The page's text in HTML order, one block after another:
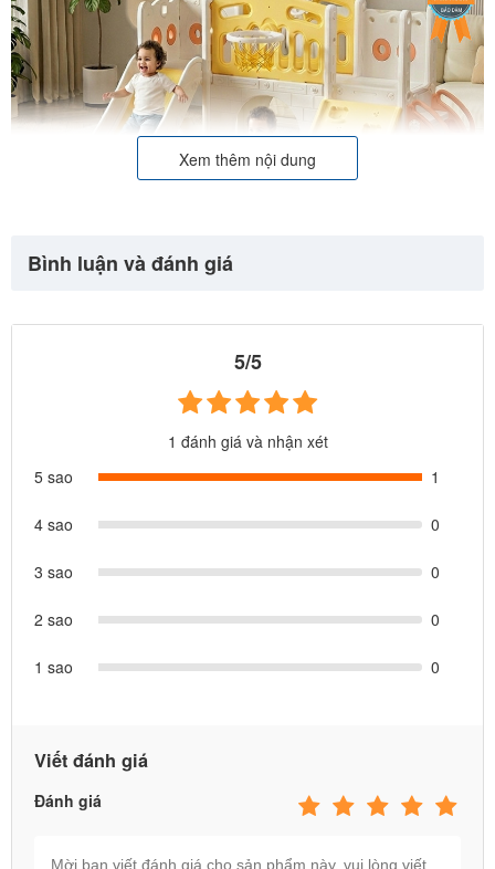
Xem thêm nội dung
Bình luận và đánh giá
5/5
1 đánh giá và nhận xét
5 sao
1
4 sao 0
3 sao 0
2 sao 0
1 sao 0
Viết đánh giá
Đánh giá